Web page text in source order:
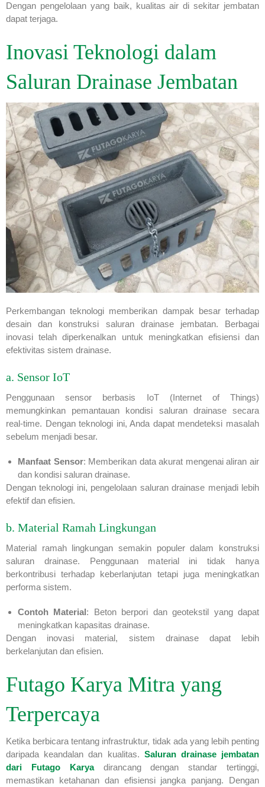
Dengan pengelolaan yang baik, kualitas air di sekitar jembatan
dapat terjaga.
Inovasi Teknologi dalam
Saluran Drainase Jembatan
Perkembangan teknologi memberikan dampak besar terhadap
desain dan konstruksi saluran drainase jembatan. Berbagai
inovasi telah diperkenalkan untuk meningkatkan efisiensi dan
efektivitas sistem drainase.
a. Sensor IoT
Penggunaan sensor berbasis IoT (Internet of Things)
memungkinkan pemantauan kondisi saluran drainase secara
real-time. Dengan teknologi ini, Anda dapat mendeteksi masalah
sebelum menjadi besar.
Manfaat Sensor: Memberikan data akurat mengenai aliran air
dan kondisi saluran drainase.
Dengan teknologi ini, pengelolaan saluran drainase menjadi lebih
efektif dan efisien.
b. Material Ramah Lingkungan
Material ramah lingkungan semakin populer dalam konstruksi
saluran drainase. Penggunaan material ini tidak hanya
berkontribusi terhadap keberlanjutan tetapi juga meningkatkan
performa sistem.
Contoh Material: Beton berpori dan geotekstil yang dapat
meningkatkan kapasitas drainase.
Dengan inovasi material, sistem drainase dapat lebih
berkelanjutan dan efisien.
Futago Karya Mitra yang
Terpercaya
Ketika berbicara tentang infrastruktur, tidak ada yang lebih penting
daripada keandalan dan kualitas. Saluran drainase jembatan
dari Futago Karyadirancang dengan standar tertinggi,
memastikan ketahanan dan efisiensi jangka panjang. Dengan